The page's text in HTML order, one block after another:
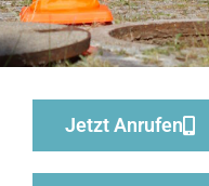
Jetzt Anrufen